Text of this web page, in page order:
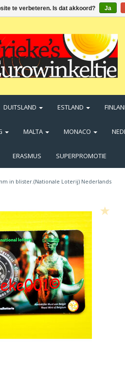
DUITSLAND ESTLAND
MALTA MONACO
ERASMUS SUPERPROMOTIE
in blister.(Nationale Loterij) Nederlands
te verbeteren. Is dat akkoord? Ja